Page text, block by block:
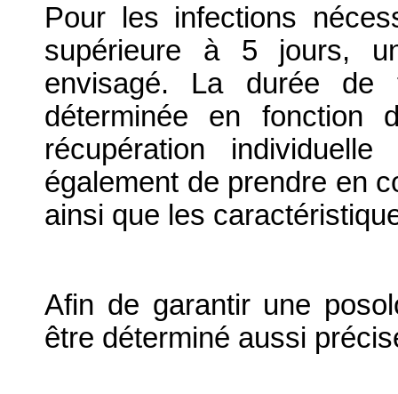
Pour les infections
supérieure à 5 jours,
envisagé. La durée de
déterminée en fonction
récupération
également de prendre en
ainsi que les
Afin de garantir une
être déterminé aussi